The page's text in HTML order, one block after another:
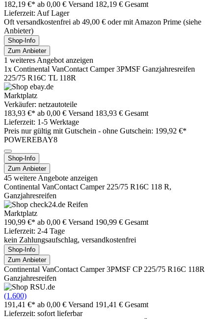
182,19 €* ab 0,00 € Versand 182,19 € Gesamt
Lieferzeit: Auf Lager
Oft versandkostenfrei ab 49,00 € oder mit Amazon Prime (siehe
Anbieter)
Shop-Info
Zum Anbieter
1 weiteres Angebot anzeigen
1x Continental VanContact Camper 3PMSF Ganzjahresreifen
225/75 R16C TL 118R
Marktplatz
Verkäufer: netzautoteile
183,93 €* ab 0,00 € Versand 183,93 € Gesamt
Lieferzeit: 1-5 Werktage
Preis nur gültig mit Gutschein - ohne Gutschein: 199,92 €*
POWEREBAY8
Shop-Info
Zum Anbieter
45 weitere Angebote anzeigen
Continental VanContact Camper 225/75 R16C 118 R,
Ganzjahresreifen
Marktplatz
190,99 €* ab 0,00 € Versand 190,99 € Gesamt
Lieferzeit: 2-4 Tage
kein Zahlungsaufschlag, versandkostenfrei
Shop-Info
Zum Anbieter
Continental VanContact Camper 3PMSF CP 225/75 R16C 118R
Ganzjahresreifen
(1.600)
191,41 €* ab 0,00 € Versand 191,41 € Gesamt
Lieferzeit: sofort lieferbar